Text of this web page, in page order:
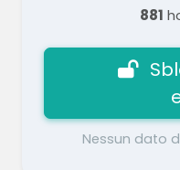
881
Nessun dato